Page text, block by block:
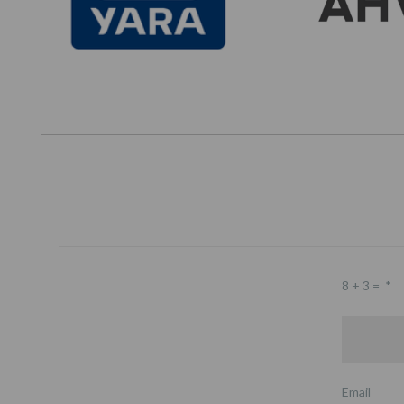
8 + 3 = *
Email